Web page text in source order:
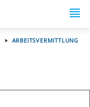
ARBEITSVERMITTLUNG